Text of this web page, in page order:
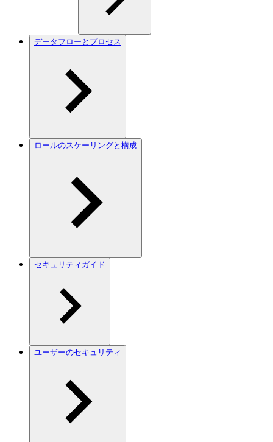
データフローとプロセス
ロールのスケーリングと構成
セキュリティガイド
ユーザーのセキュリティ